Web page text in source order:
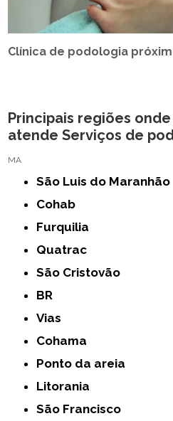
Clínica de podologia
Principais regiões
atende Serviços de
MA
São Luis do Maranhão
Cohab
Furquilia
Quatrac
São Cristovão
BR
Vias
Cohama
Ponto da areia
Litorania
São Francisco